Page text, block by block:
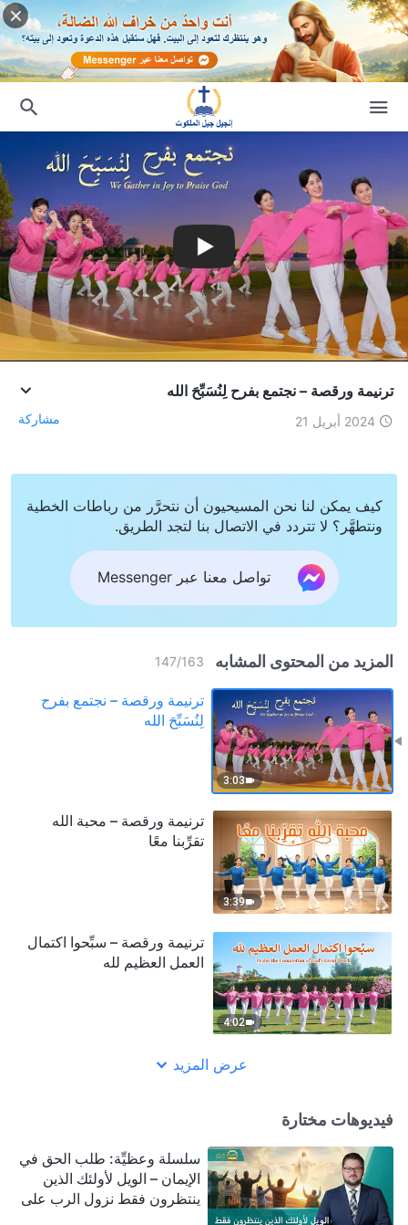
ترنيمة ورقصة – نجتمع بفرح لِنُسَبِّحَ الله
2024 أبريل 21 مشاركة
كيف يمكن لنا نحن المسيحيون أن نتحرَّر من رباطات الخطية
ونتطهَّر؟ لا تتردد في الاتصال بنا لتجد الطريق.
تواصل معنا عبر Messenger
المزيد من المحتوى المشابه 147/163
3:03
ترنيمة ورقصة – نجتمع بفرح
لِنُسَبِّحَ الله
3:39
ترنيمة ورقصة – محبة الله
تقرِّبنا معًا
4:02
ترنيمة ورقصة – سبِّحوا اكتمال
العمل العظيم لله
عرض المزيد
فيديوهات مختارة
سلسلة وعظيِّة: طلب الحق في
الإيمان – الويل لأولئك الذين
ينتظرون فقط نزول الرب على